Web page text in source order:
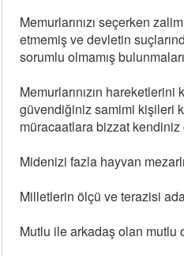
Memurlarınızı seçerken
etmemiş ve devletin
sorumlu olmamış
Memurlarınızın
güvendiğiniz samimi kişileri
müracaatlara bizzat
Midenizi fazla hayvan
Milletlerin ölçü ve terazisi
Mutlu ile arkadaş olan mutlu